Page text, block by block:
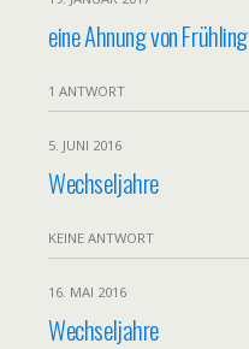
eine Ahnung von Frühling
1 ANTWORT
5. JUNI 2016
Wechseljahre
KEINE ANTWORT
16. MAI 2016
Wechseljahre